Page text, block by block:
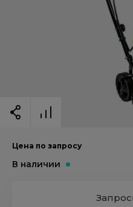
Цена по запросу
В наличии